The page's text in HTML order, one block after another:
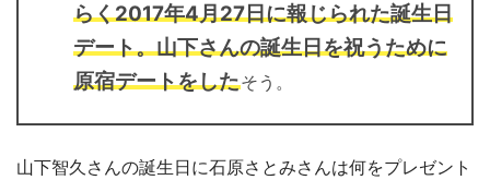
らく2017年4月27日に報じられた誕生日
デート。山下さんの誕生日を祝うために
原宿デートをしたそう。
山下智久さんの誕生日に石原さとみさんは何をプレゼント